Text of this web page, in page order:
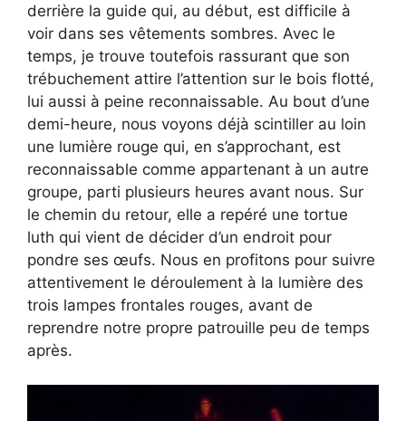
derrière la guide qui, au début, est difficile à
voir dans ses vêtements sombres. Avec le
temps, je trouve toutefois rassurant que son
trébuchement attire l’attention sur le bois flotté,
lui aussi à peine reconnaissable. Au bout d’une
demi-heure, nous voyons déjà scintiller au loin
une lumière rouge qui, en s’approchant, est
reconnaissable comme appartenant à un autre
groupe, parti plusieurs heures avant nous. Sur
le chemin du retour, elle a repéré une tortue
luth qui vient de décider d’un endroit pour
pondre ses œufs. Nous en profitons pour suivre
attentivement le déroulement à la lumière des
trois lampes frontales rouges, avant de
reprendre notre propre patrouille peu de temps
après.